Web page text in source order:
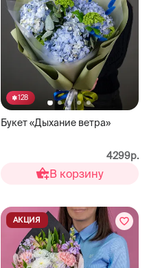
128
Букет «Дыхание ветра»
4299р.
В корзину
АКЦИЯ